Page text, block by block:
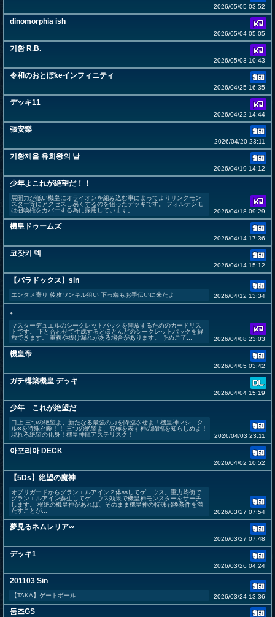
2026/05/05 03:52
dinomorphia ish
2026/05/04 05:05
기황 R.B.
2026/05/03 10:43
令和のおとぼkeインフィニティ
2026/04/25 16:35
デッキ11
2026/04/22 14:44
張安樂
2026/04/20 23:11
기황제올 유희왕의 날
2026/04/19 14:12
少年よこれが絶望だ！！
展開力が低い機皇にオライオンを組み込む事によってよりリンクモン
スター等にアクセスし易くするのを狙ったデッキです。 フォルテシモ
は召喚権をカバーする為に採用しています。
2026/04/18 09:29
機皇ドゥームズ
2026/04/14 17:36
코잣키 덱
2026/04/14 15:12
【パラドックス】sin
エンタメ寄り 後攻ワンキル狙い 下っ端もお手伝いに来たよ 2026/04/12 13:34
。
マスターデュエルのシークレットパックを開放するためのカードリス
トです。 下と合わせて生成するとほとんどのシークレットパックを解
放できます。 重複や抜け漏れがある場合があります。 予めご了...
2026/04/08 23:03
機皇帝
2026/04/05 03:42
ガチ構築機皇 デッキ
2026/04/04 15:19
少年 これが絶望だ
口上 三つの絶望よ、新たなる最強の力を降臨させよ！機皇神マシニク
ル∞を特殊召喚！！ 三つの絶望よ、究極を表す神の降臨を知らしめよ！
現れろ絶望の化身！機皇神龍アステリスク！
2026/04/03 23:11
아포리아 DECK
2026/04/02 10:52
【5Ds】絶望の魔神
オブリガードからグランエルアイン２体ssしてゲニウス。重力均衡で
グランエルアイン蘇生してゲニウス効果で機皇神モンスターをサーチ
します。 根絶の機皇神があれば、そのまま機皇神の特殊召喚条件を満
たすことが...
2026/03/27 07:54
夢見るネムレリア∞
2026/03/27 07:48
デッキ1
2026/03/26 04:24
201103 Sin
【TAKA】ゲートボール 2026/03/24 13:36
둠즈GS